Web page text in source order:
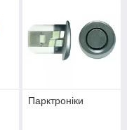
Парктроніки